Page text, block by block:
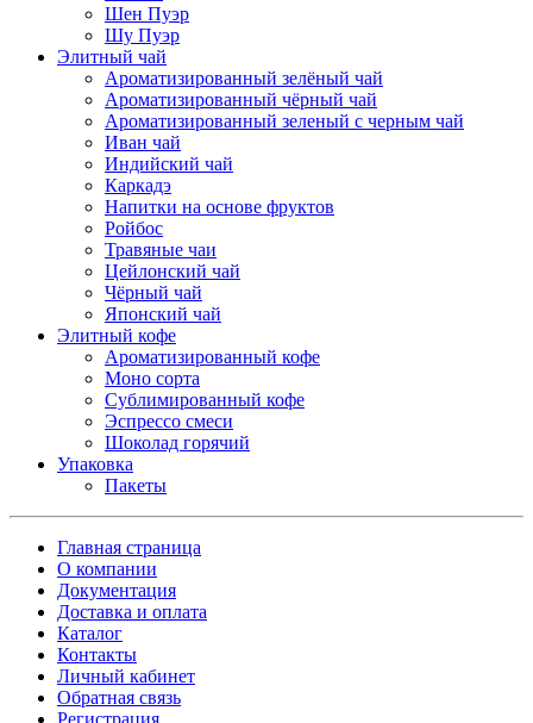
Шен Пуэр
Шу Пуэр
Элитный чай
Ароматизированный зелёный чай
Ароматизированный чёрный чай
Ароматизированный зеленый с черным чай
Иван чай
Индийский чай
Каркадэ
Напитки на основе фруктов
Ройбос
Травяные чаи
Цейлонский чай
Чёрный чай
Японский чай
Элитный кофе
Ароматизированный кофе
Моно сорта
Сублимированный кофе
Эспрессо смеси
Шоколад горячий
Упаковка
Пакеты
Главная страница
О компании
Документация
Доставка и оплата
Каталог
Контакты
Личный кабинет
Обратная связь
Регистрация